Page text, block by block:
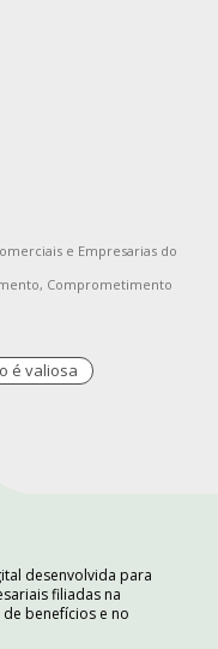
e Empresarias do
Comprometimento
é valiosa
desenvolvida para
filiadas na
benefícios e no